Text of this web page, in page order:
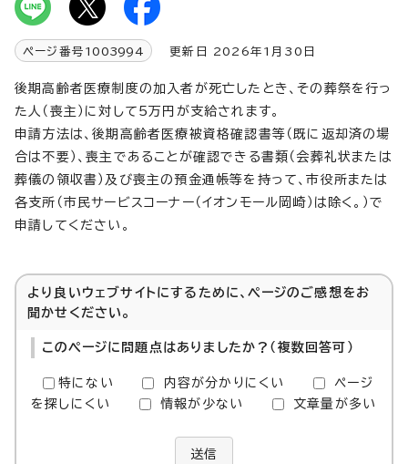
ページ番号 1003994 更新日 2026年1月30日
後期高齢者医療制度の加入者が死亡したとき、その葬祭を行っ
た人（喪主）に対して5万円が支給されます。
申請方法は、後期高齢者医療被資格確認書等（既に返却済の場
合は不要）、喪主であることが確認できる書類（会葬礼状または
葬儀の領収書）及び喪主の預金通帳等を持って、市役所または
各支所（市民サービスコーナー（イオンモール岡崎）は除く。）で
申請してください。
より良いウェブサイトにするために、ページのご感想をお
聞かせください。
このページに問題点はありましたか？（複数回答可）
特にない 内容が分かりにくい
ページ
を探しにくい
情報が少ない 文章量が多い
送信